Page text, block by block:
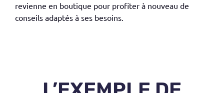
revienne en boutique pour profiter à nouveau de
conseils adaptés à ses besoins.